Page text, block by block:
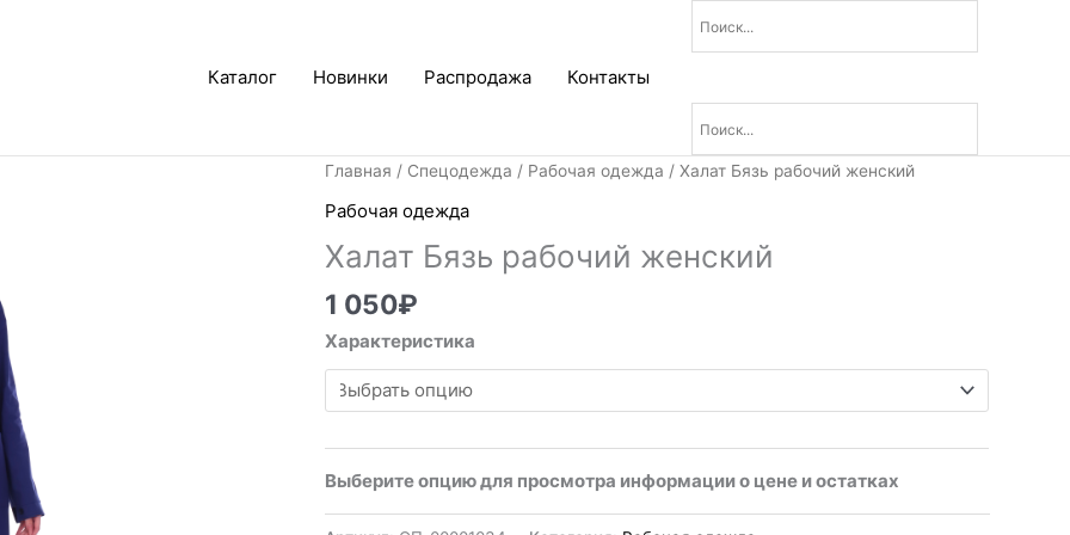
Каталог Новинки Распродажа Контакты
Главная / Спецодежда / Рабочая одежда / Халат Бязь рабочий женский
Рабочая одежда
Халат Бязь рабочий женский
1 050₽
Характеристика
Выберите опцию для просмотра информации о цене и остатках